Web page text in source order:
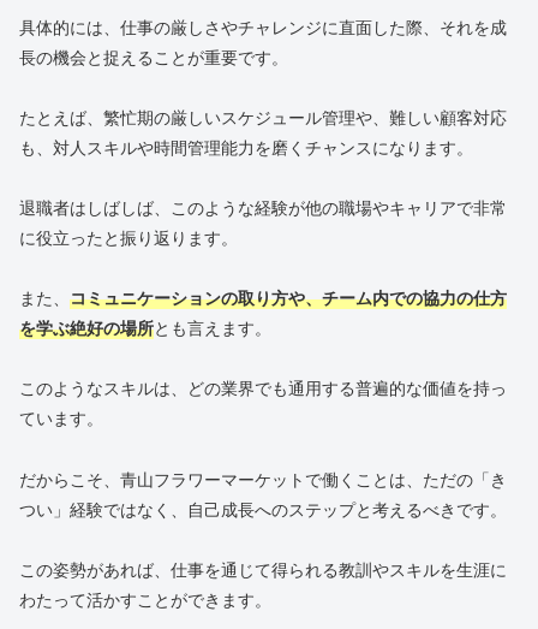
具体的には、仕事の厳しさやチャレンジに直面した際、それを成
長の機会と捉えることが重要です。
たとえば、繁忙期の厳しいスケジュール管理や、難しい顧客対応
も、対人スキルや時間管理能力を磨くチャンスになります。
退職者はしばしば、このような経験が他の職場やキャリアで非常
に役立ったと振り返ります。
また、 コミュニケーションの取り方や、チーム内での協力の仕方
を学ぶ絶好の場所とも言えます。
このようなスキルは、どの業界でも通用する普遍的な価値を持っ
ています。
だからこそ、青山フラワーマーケットで働くことは、ただの「き
つい」経験ではなく、自己成長へのステップと考えるべきです。
この姿勢があれば、仕事を通じて得られる教訓やスキルを生涯に
わたって活かすことができます。